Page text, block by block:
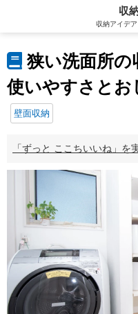
収
収納アイデ
狭い洗面所の
使いやすさとお
壁面収納
「ずっと ここちいいね」